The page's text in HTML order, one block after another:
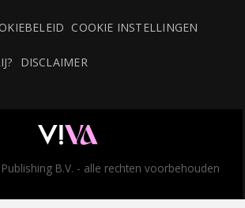
COOKIE INSTELLINGEN
DISCLAIMER
B.V. - alle rechten voorbehouden